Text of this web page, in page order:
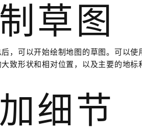
草图
，可以开始绘制地图的草图。可以使
致形状和相对位置，以及主要的地
细节